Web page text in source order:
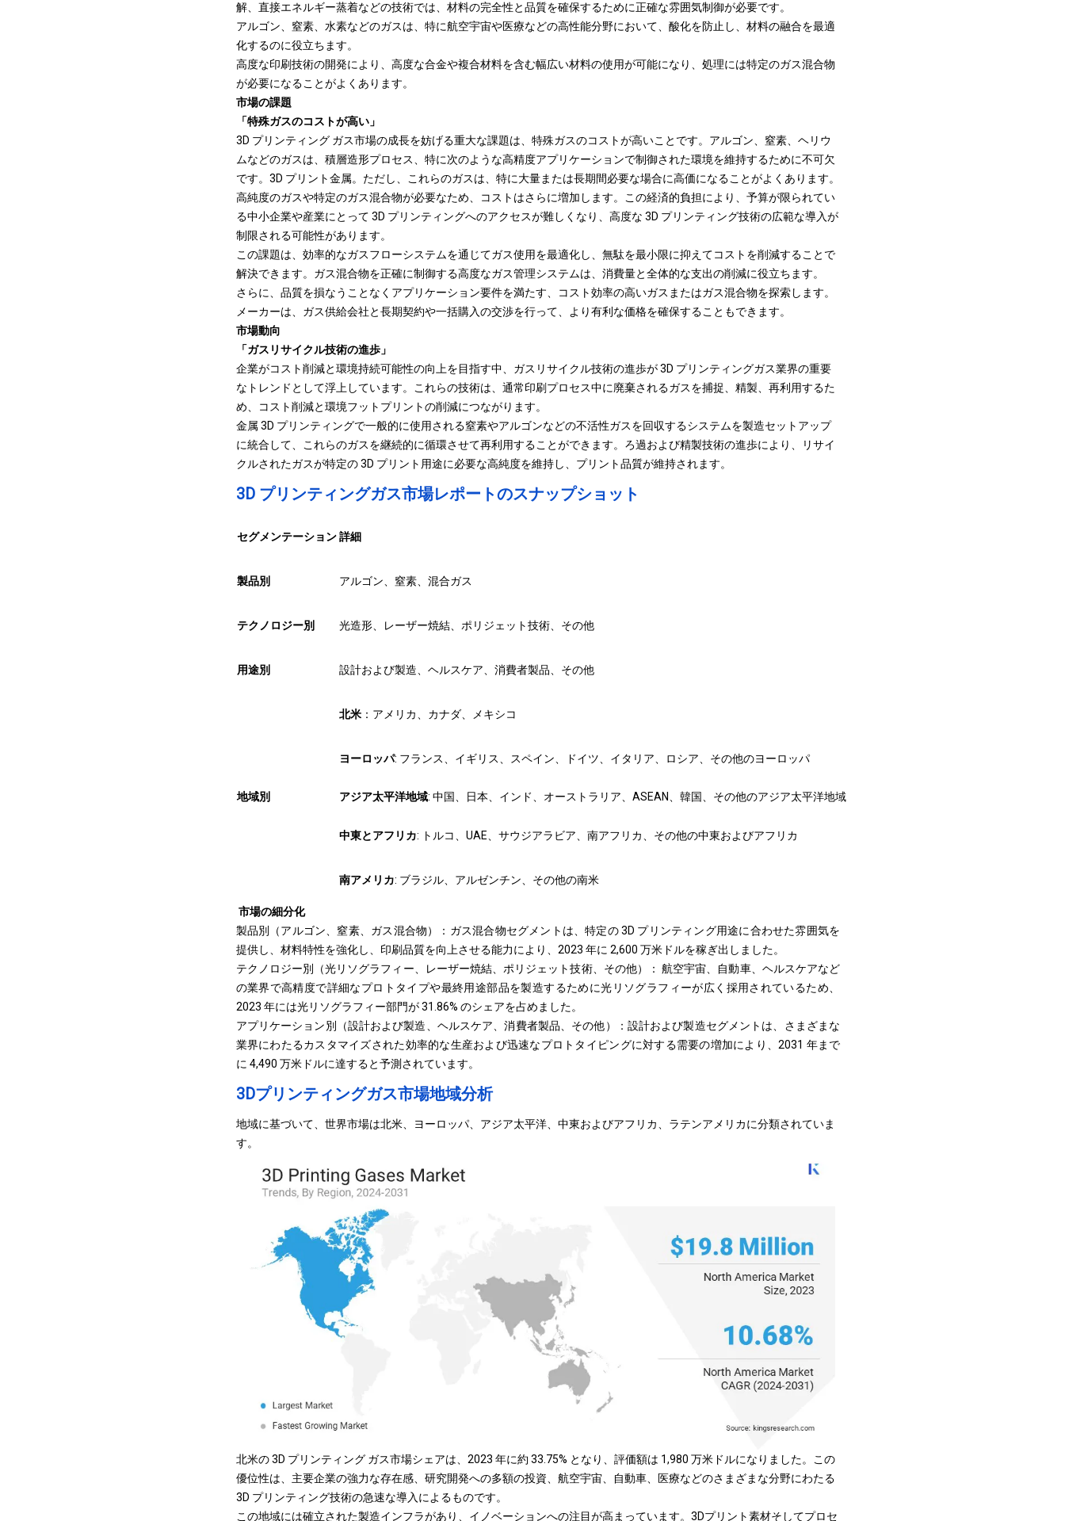
解、直接エネルギー蒸着などの技術では、材料の完全性と品質を確保するために正確な雰囲気制御が必要です。
アルゴン、窒素、水素などのガスは、特に航空宇宙や医療などの高性能分野において、酸化を防止し、材料の融合を最適
化するのに役立ちます。
高度な印刷技術の開発により、高度な合金や複合材料を含む幅広い材料の使用が可能になり、処理には特定のガス混合物
が必要になることがよくあります。
市場の課題
「特殊ガスのコストが高い」
3D プリンティング ガス市場の成長を妨げる重大な課題は、特殊ガスのコストが高いことです。アルゴン、窒素、ヘリウ
ムなどのガスは、積層造形プロセス、特に次のような高精度アプリケーションで制御された環境を維持するために不可欠
です。 3D プリント金属。ただし、これらのガスは、特に大量または長期間必要な場合に高価になることがよくあります。
高純度のガスや特定のガス混合物が必要なため、コストはさらに増加し​​ます。
この経済的負担により、予算が限られてい
る中小企業や産業にとって 3D プリンティングへのアクセスが難しくなり、高度な 3D プリンティング技術の広範な導入が
制限される可能性があります。
この課題は、効率的なガスフローシステムを通じてガス使用を最適化し、無駄を最小限に抑えてコストを削減することで
解決できます。ガス混合物を正確に制御する高度なガス管理システムは、消費量と全体的な支出の削減に役立ちます。
さらに、品質を損なうことなくアプリケーション要件を満たす、コスト効率の高いガスまたはガス混合物を探索します。
メーカーは、ガス供給会社と長期契約や一括購入の交渉を行って、より有利な価格を確保することもできます。
市場動向
「ガスリサイクル技術の進歩」
企業がコスト削減と環境持続可能性の向上を目指す中、ガスリサイクル技術の進歩が 3D プリンティングガス業界の重要
なトレンドとして浮上しています。これらの技術は、通常印刷プロセス中に廃棄されるガスを捕捉、精製、再利用するた
め、コスト削減と環境フットプリントの削減につながります。
金属 3D プリンティングで一般的に使用される窒素やアルゴンなどの不活性ガスを回収するシステムを製造セットアップ
に統合して、これらのガスを継続的に循環させて再利用することができます。ろ過および精製技術の進歩により、リサイ
クルされたガスが特定の 3D プリント用途に必要な高純度を維持し、プリント品質が維持されます。
3D プリンティングガス市場レポートのスナップショット
セグメンテーション 詳細
製品別 アルゴン、窒素、混合ガス
テクノロジー別 光造形、レーザー焼結、ポリジェット技術、その他
用途別 設計および製造、ヘルスケア、消費者製品、その他
地域別
北米：アメリカ、カナダ、メキシコ
ヨーロッパ: フランス、イギリス、スペイン、ドイツ、イタリア、ロシア、その他のヨーロッパ
アジア太平洋地域: 中国、日本、インド、オーストラリア、ASEAN、韓国、その他のアジア太平洋地域
中東とアフリカ: トルコ、UAE、サウジアラビア、南アフリカ、その他の中東およびアフリカ
南アメリカ: ブラジル、アルゼンチン、その他の南米
市場の細分化
製品別（アルゴン、窒素、ガス混合物）：ガス混合物セグメントは、特定の 3D プリンティング用途に合わせた雰囲気を
提供し、材料特性を強化し、印刷品質を向上させる能力により、2023 年に 2,600 万米ドルを稼ぎ出しました。
テクノロジー別（光リソグラフィー、レーザー焼結、ポリジェット技術、その他）： 航空宇宙、自動車、ヘルスケアなど
の業界で高精度で詳細なプロトタイプや最終用途部品を製造するために光リソグラフィーが広く採用されているため、
2023 年には光リソグラフィー部門が 31.86% のシェアを占めました。
アプリケーション別（設計および製造、ヘルスケア、消費者製品、その他）：設計および製造セグメントは、さまざまな
業界にわたるカスタマイズされた効率的な生産および迅速なプロトタイピングに対する需要の増加により、2031 年まで
に 4,490 万米ドルに達すると予測されています。
3Dプリンティングガス市場地域分析
地域に基づいて、世界市場は北米、ヨーロッパ、アジア太平洋、中東およびアフリカ、ラテンアメリカに分類されていま
す。
北米の 3D プリンティング ガス市場シェアは、2023 年に約 33.75% となり、評価額は 1,980 万米ドルになりました。この
優位性は、主要企業の強力な存在感、研究開発への多額の投資、航空宇宙、自動車、医療などのさまざまな分野にわたる
3D プリンティング技術の急速な導入によるものです。
この地域には確立された製造インフラがあり、イノベーションへの注目が高まっています。 3Dプリント素材そしてプロセ